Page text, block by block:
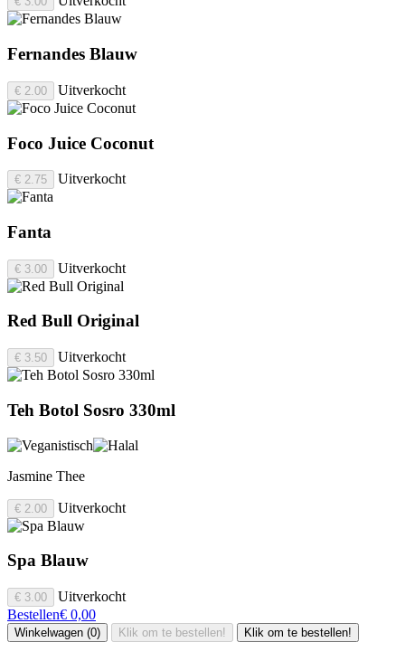
Fernandes Blauw
€ 2.00 Uitverkocht
Foco Juice Coconut
€ 2.75 Uitverkocht
Fanta
€ 3.00 Uitverkocht
Red Bull Original
€ 3.50 Uitverkocht
Teh Botol Sosro 330ml
Jasmine Thee
€ 2.00 Uitverkocht
Spa Blauw
€ 3.00
Uitverkocht
Bestellen€ 0,00
Winkelwagen (0) Klik om te bestellen! Klik om te bestellen!